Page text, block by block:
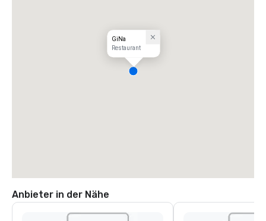
GiNa
Restaurant
Anbieter in der Nähe